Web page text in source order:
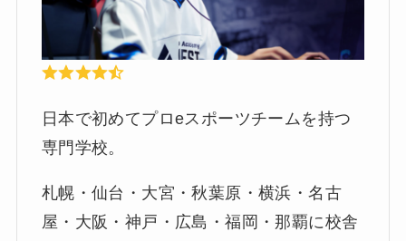
日本で初めてプロeスポーツチームを持つ
専門学校。
札幌・仙台・大宮・秋葉原・横浜・名古
屋・大阪・神戸・広島・福岡・那覇に校舎